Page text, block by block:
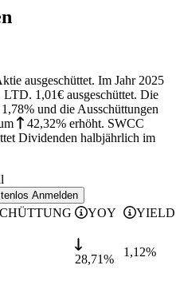
ausgeschüttet. Im Jahr 2025
1,01€ ausgeschüttet. Die
und die Ausschüttungen
42,32% erhöht. SWCC
Dividenden halbjährlich im
Anmelden
YOY YIELD
28,71%
1,12%